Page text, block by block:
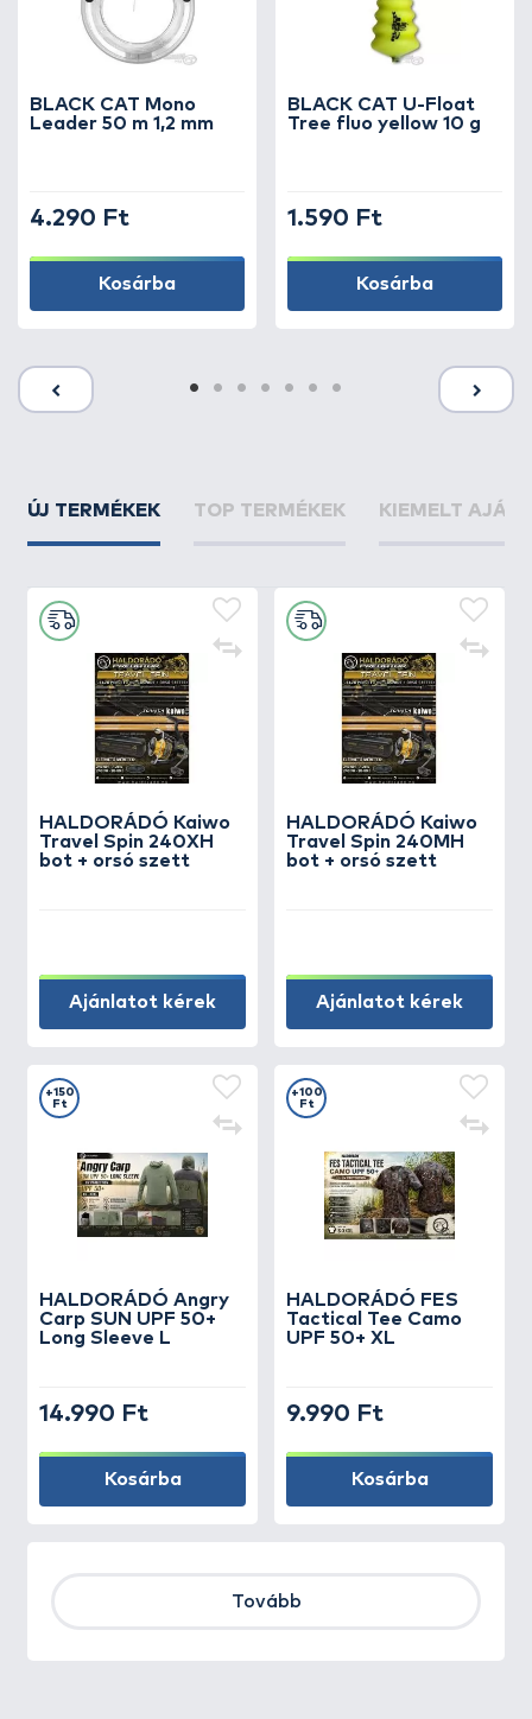
BLACK CAT Mono
Leader 50 m 1,2 mm
4.290 Ft
Kosárba
BLACK CAT U-Float
Tree fluo yellow 10 g
1.590 Ft
Kosárba
ÚJ TERMÉKEK TOP TERMÉKEK KIEMELT
HALDORÁDÓ Kaiwo
Travel Spin 240XH
bot + orsó szett
Ajánlatot kérek
HALDORÁDÓ Kaiwo
Travel Spin 240MH
bot + orsó szett
Ajánlatot kérek
HALDORÁDÓ Angry
Carp SUN UPF 50+
Long Sleeve L
+150
Ft
14.990 Ft
Kosárba
HALDORÁDÓ FES
Tactical Tee Camo
UPF 50+ XL
+100
Ft
9.990 Ft
Kosárba
Tovább